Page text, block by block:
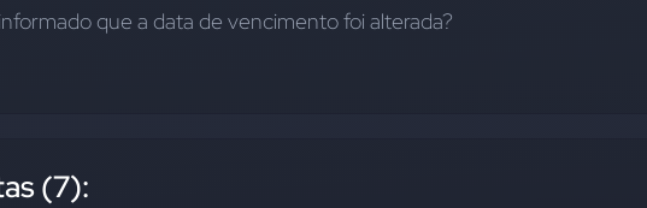
que a data de vencimento foi alterada?
(7):